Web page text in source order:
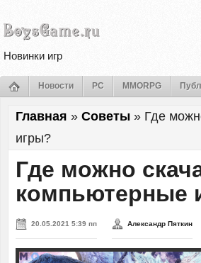
Новинки игр
Новости PC MMORPG
Главная » Советы » Где
игры?
Где можно
компьютерные
20.05.2021 5:39 пп Александр Пяткин